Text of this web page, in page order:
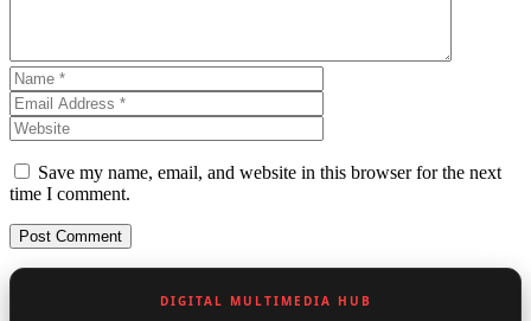
Save my name, email, and website in this browser for the next
time I comment.
DIGITAL MULTIMEDIA HUB